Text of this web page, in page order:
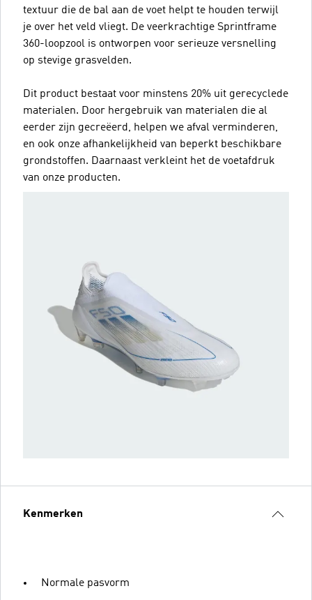
textuur die de bal aan de voet helpt te houden terwijl
je over het veld vliegt. De veerkrachtige Sprintframe
360-loopzool is ontworpen voor serieuze versnelling
op stevige grasvelden.
Dit product bestaat voor minstens 20% uit gerecyclede
materialen. Door hergebruik van materialen die al
eerder zijn gecreëerd, helpen we afval verminderen,
en ook onze afhankelijkheid van beperkt beschikbare
grondstoffen. Daarnaast verkleint het de voetafdruk
van onze producten.
Kenmerken
Normale pasvorm